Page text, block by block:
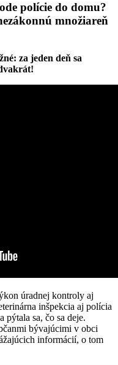
polície do domu?
množiareň
za jeden deň sa
úradnej kontroly aj
inšpekcia aj polícia
pýtala sa, čo sa deje.
bývajúcimi v obci
informácií, o tom